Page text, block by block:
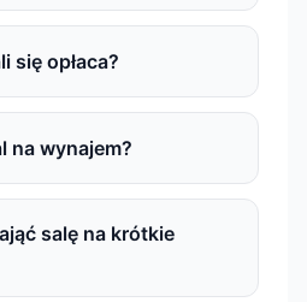
się opłaca?
na wynajem?
salę na krótkie